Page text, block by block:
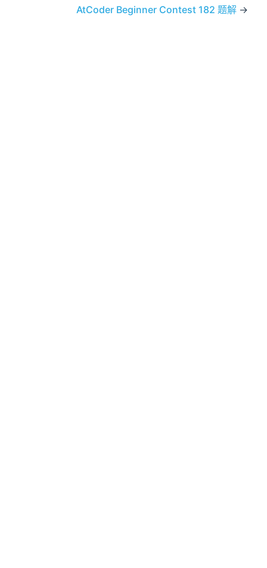
AtCoder Beginner Contest 182 题解 →